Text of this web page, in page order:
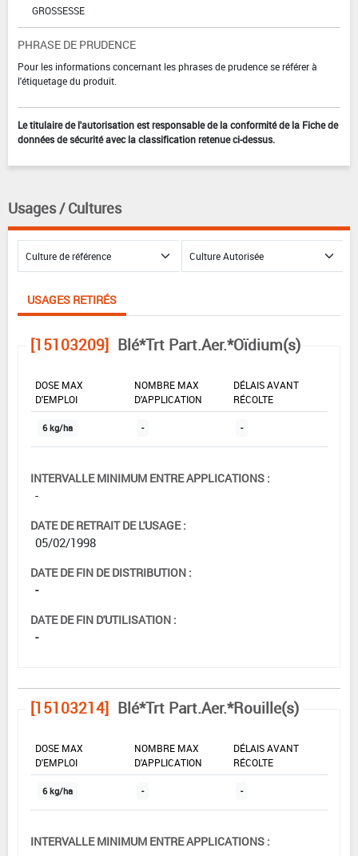
GROSSESSE
PHRASE DE PRUDENCE
Pour les informations concernant les phrases de prudence se référer à
l'étiquetage du produit.
Le titulaire de l'autorisation est responsable de la conformité de la Fiche de
données de sécurité avec la classification retenue ci-dessus.
Usages / Cultures
USAGES RETIRÉS
[15103209] Blé*Trt Part.Aer.*Oïdium(s)
DOSE MAX
D'EMPLOI
NOMBRE MAX
D'APPLICATION
DÉLAIS AVANT
RÉCOLTE
6 kg/ha - -
INTERVALLE MINIMUM ENTRE APPLICATIONS :
-
DATE DE RETRAIT DE L'USAGE :
05/02/1998
DATE DE FIN DE DISTRIBUTION :
-
DATE DE FIN D'UTILISATION :
-
[15103214] Blé*Trt Part.Aer.*Rouille(s)
DOSE MAX
D'EMPLOI
NOMBRE MAX
D'APPLICATION
DÉLAIS AVANT
RÉCOLTE
6 kg/ha - -
INTERVALLE MINIMUM ENTRE APPLICATIONS :